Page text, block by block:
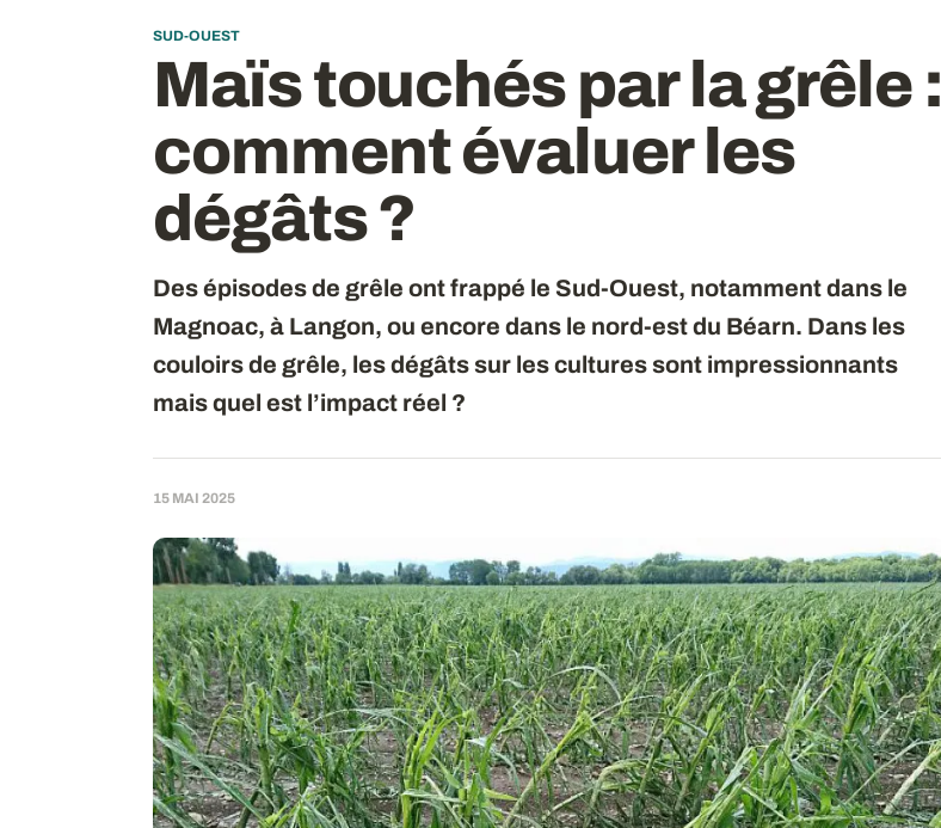
SUD-OUEST
Maïs touchés par la grêle :
comment évaluer les
dégâts ?
Des épisodes de grêle ont frappé le Sud-Ouest, notamment dans le
Magnoac, à Langon, ou encore dans le nord-est du Béarn. Dans les
couloirs de grêle, les dégâts sur les cultures sont impressionnants
mais quel est l’impact réel ?
15 MAI 2025